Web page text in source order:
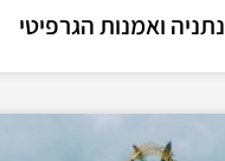
נתניה ואמנות הגרפיטי